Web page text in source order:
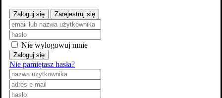
Zaloguj się Zarejestruj się
Nie wylogowuj mnie
Zaloguj się
Nie pamiętasz hasła?